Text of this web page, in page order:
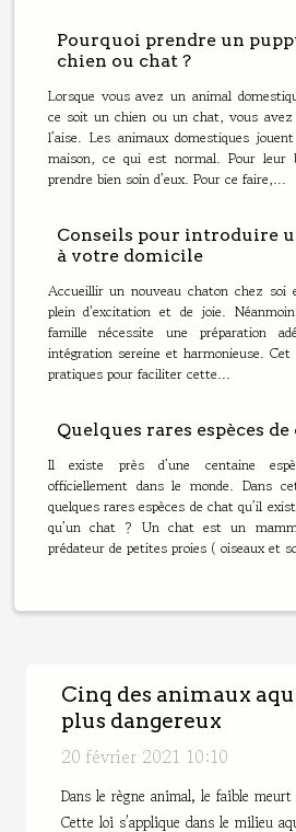
Pourquoi prendre un
chien ou chat ?
Lorsque vous avez un animal
ce soit un chien ou un chat, vous avez
l’aise. Les animaux domestiques
maison, ce qui est normal. Pour leur
prendre bien soin d’eux. Pour ce faire,...
Conseils pour introduire
à votre domicile
Accueillir un nouveau chaton chez soi
plein d'excitation et de joie.
famille nécessite une préparation
intégration sereine et harmonieuse. Cet
pratiques pour faciliter cette...
Quelques rares espèces de
Il existe près d’une centaine
officiellement dans le monde. Dans
quelques rares espèces de chat qu’il
qu’un chat ? Un chat est un
prédateur de petites proies ( oiseaux et
Cinq des animaux
plus dangereux
20 février 2021 10:10
Dans le règne animal, le faible
Cette loi s’applique dans le milieu
Previous